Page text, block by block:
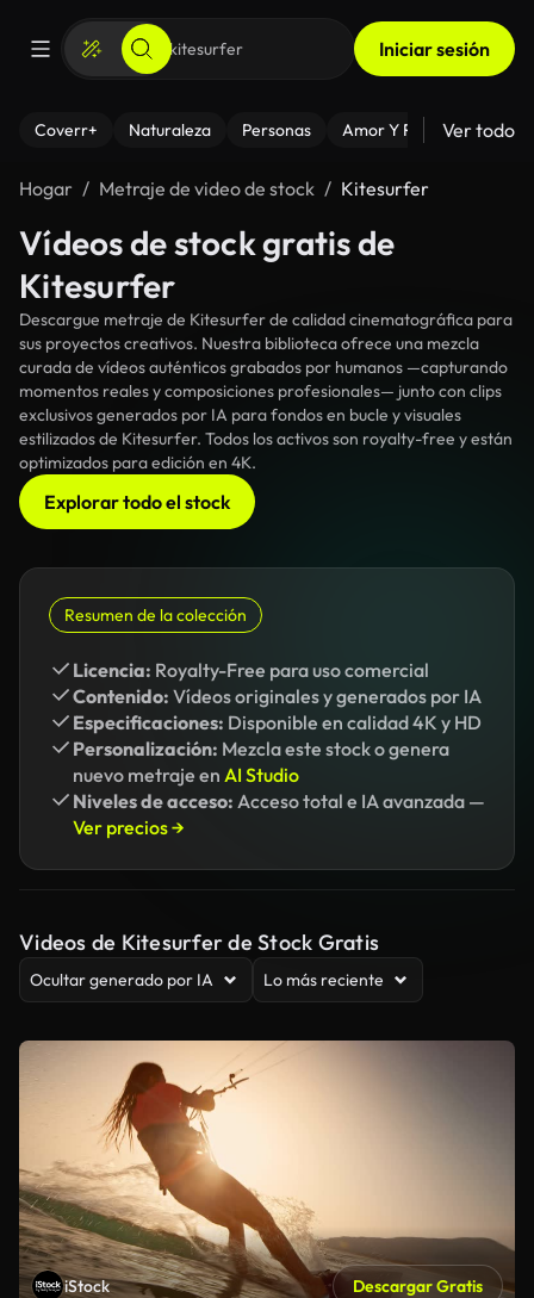
Iniciar sesión
Coverr+ Naturaleza Personas Amor Y Relaciones
Ver todo
Hogar Metraje de video de stock Kitesurfer
Vídeos de stock gratis de
Kitesurfer
Descargue metraje de Kitesurfer de calidad cinematográfica para
sus proyectos creativos. Nuestra biblioteca ofrece una mezcla
curada de vídeos auténticos grabados por humanos —capturando
momentos reales y composiciones profesionales— junto con clips
exclusivos generados por IA para fondos en bucle y visuales
estilizados de Kitesurfer. Todos los activos son royalty-free y están
optimizados para edición en 4K.
Explorar todo el stock
Resumen de la colección
Licencia: Royalty-Free para uso comercial
Contenido: Vídeos originales y generados por IA
Especificaciones: Disponible en calidad 4K y HD
Personalización: Mezcla este stock o genera
nuevo metraje en AI Studio
Niveles de acceso: Acceso total e IA avanzada —
Ver precios →
Videos de Kitesurfer de Stock Gratis
Ocultar generado por IA Lo más reciente
iStock Descargar Gratis